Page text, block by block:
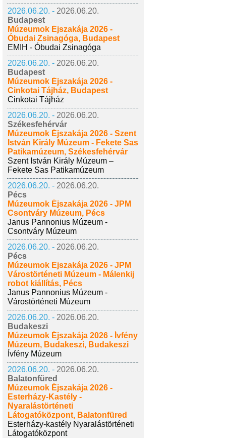
2026.06.20. - 2026.06.20.
Budapest
Múzeumok Éjszakája 2026 -
Óbudai Zsinagóga, Budapest
EMIH - Óbudai Zsinagóga
2026.06.20. - 2026.06.20.
Budapest
Múzeumok Éjszakája 2026 -
Cinkotai Tájház, Budapest
Cinkotai Tájház
2026.06.20. - 2026.06.20.
Székesfehérvár
Múzeumok Éjszakája 2026 - Szent
István Király Múzeum - Fekete Sas
Patikamúzeum, Székesfehérvár
Szent István Király Múzeum –
Fekete Sas Patikamúzeum
2026.06.20. - 2026.06.20.
Pécs
Múzeumok Éjszakája 2026 - JPM
Csontváry Múzeum, Pécs
Janus Pannonius Múzeum -
Csontváry Múzeum
2026.06.20. - 2026.06.20.
Pécs
Múzeumok Éjszakája 2026 - JPM
Várostörténeti Múzeum - Málenkij
robot kiállítás, Pécs
Janus Pannonius Múzeum -
Várostörténeti Múzeum
2026.06.20. - 2026.06.20.
Budakeszi
Múzeumok Éjszakája 2026 - Ívfény
Múzeum, Budakeszi, Budakeszi
Ívfény Múzeum
2026.06.20. - 2026.06.20.
Balatonfüred
Múzeumok Éjszakája 2026 -
Esterházy-Kastély -
Nyaralástörténeti
Látogatóközpont, Balatonfüred
Esterházy-kastély Nyaralástörténeti
Látogatóközpont